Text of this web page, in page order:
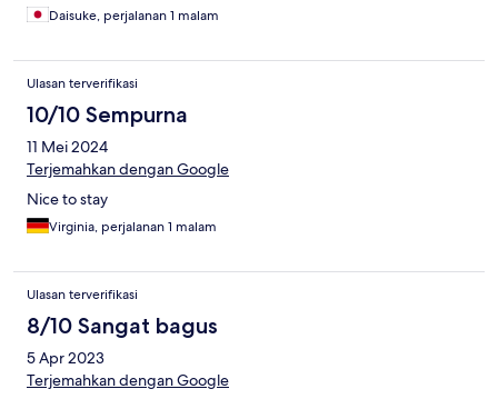
Daisuke, perjalanan 1 malam
Ulasan terverifikasi
10/10 Sempurna
11 Mei 2024
Terjemahkan dengan Google
Nice to stay
Virginia, perjalanan 1 malam
Ulasan terverifikasi
8/10 Sangat bagus
5 Apr 2023
Terjemahkan dengan Google